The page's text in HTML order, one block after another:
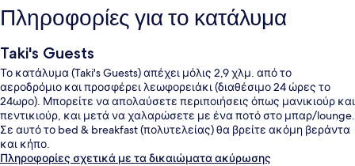
Πληροφορίες για το κατάλυμα
Taki's Guests
Το κατάλυμα (Taki's Guests) απέχει μόλις 2,9 χλμ. από το
αεροδρόμιο και προσφέρει λεωφορειάκι (διαθέσιμο 24 ώρες το
24ωρο). Μπορείτε να απολαύσετε περιποιήσεις όπως μανικιούρ και
πεντικιούρ, και μετά να χαλαρώσετε με ένα ποτό στο μπαρ/lounge.
Σε αυτό το bed & breakfast (πολυτελείας) θα βρείτε ακόμη βεράντα
και κήπο.
Πληροφορίες σχετικά με τα δικαιώματα ακύρωσης